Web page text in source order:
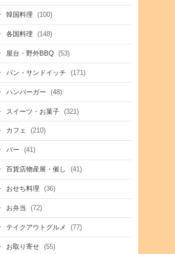
韓国料理 (100)
各国料理 (148)
屋台・野外BBQ (53)
パン・サンドイッチ (171)
ハンバーガー (48)
スイーツ・お菓子 (321)
カフェ (210)
バー (41)
百貨店物産展・催し (41)
おせち料理 (36)
お弁当 (72)
テイクアウトグルメ (77)
お取り寄せ (55)